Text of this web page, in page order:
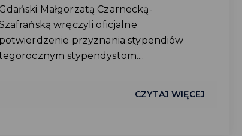
Małgorzatą Czarnecką-
wręczyli oficjalne
przyznania stypendiów
stypendystom....
CZYTAJ WIĘCEJ